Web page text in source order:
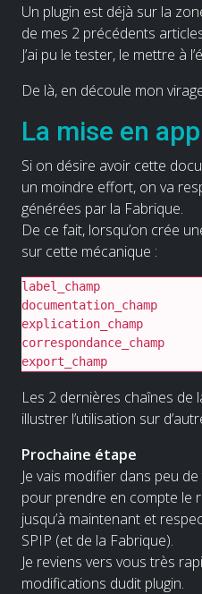
Un plugin est déjà sur la
de mes 2 précédents
J’ai pu le tester, le mettre à
De là, en découle mon
La mise en
Si on désire avoir cette
un moindre effort, on va
générées par la Fabrique.
De ce fait, lorsqu’on crée
sur cette mécanique :
label_champ
documentation_champ
explication_champ
correspondance_champ
export_champ
Les 2 dernières chaînes de
illustrer l’utilisation sur
Prochaine étape
Je vais modifier dans peu
pour prendre en compte le
jusqu’à maintenant et
SPIP (et de la Fabrique).
Je reviens vers vous très
modifications dudit plugin.